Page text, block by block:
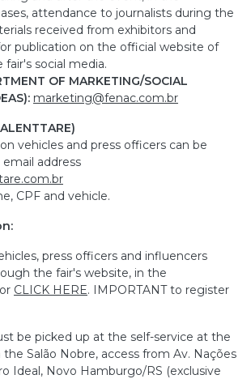
EN
attendance to journalists during the
received from exhibitors and
publication on the official website of
social media.
OF MARKETING/SOCIAL
marketing@fenac.com.br
vehicles and press officers can be
address
CPF and vehicle.
press officers and influencers
the fair's website, in the
CLICK HERE. IMPORTANT to register
be picked up at the self-service at the
Salão Nobre, access from Av. Nações
Ideal, Novo Hamburgo/RS (exclusive